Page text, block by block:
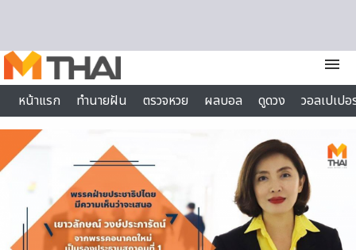
menu
หน้าแรก
ทำนายฝัน ตรวจหวย ผลบอล ดูดวง
วอลเปเป
ไลฟ์สไตล์